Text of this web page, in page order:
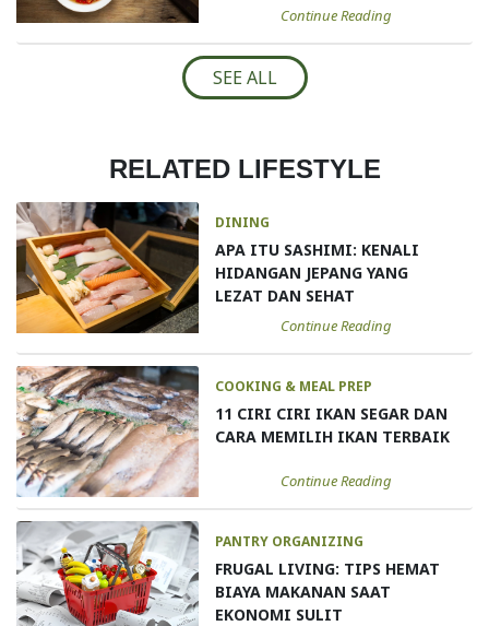
Continue Reading
SEE ALL
RELATED LIFESTYLE
DINING
APA ITU SASHIMI: KENALI
HIDANGAN JEPANG YANG
LEZAT DAN SEHAT
Continue Reading
COOKING & MEAL PREP
11 CIRI CIRI IKAN SEGAR DAN
CARA MEMILIH IKAN TERBAIK
Continue Reading
PANTRY ORGANIZING
FRUGAL LIVING: TIPS HEMAT
BIAYA MAKANAN SAAT
EKONOMI SULIT